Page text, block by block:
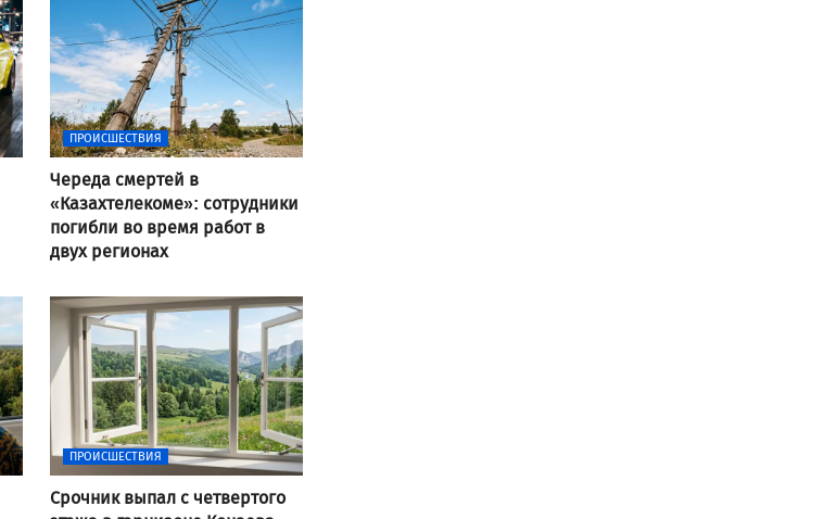
ПРОИСШЕСТВИЯ
Череда смертей в
«Казахтелекоме»: сотрудники
погибли во время работ в
двух регионах
ПРОИСШЕСТВИЯ
Срочник выпал с четвертого